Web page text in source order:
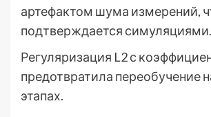
артефактом шума измерений,
подтверждается симуляциями.
Регуляризация L2 с
предотвратила переобучение
этапах.